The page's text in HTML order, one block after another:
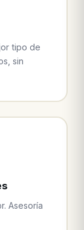
tipo de
sin
Asesoría